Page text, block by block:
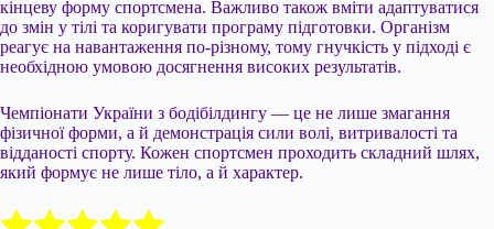
кінцеву форму спортсмена. Важливо також вміти адаптуватися
до змін у тілі та коригувати програму підготовки. Організм
реагує на навантаження по-різному, тому гнучкість у підході є
необхідною умовою досягнення високих результатів.
Чемпіонати України з бодібілдингу — це не лише змагання
фізичної форми, а й демонстрація сили волі, витривалості та
відданості спорту. Кожен спортсмен проходить складний шлях,
який формує не лише тіло, а й характер.
Rate this item: